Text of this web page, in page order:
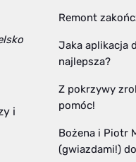
i
Remont
Jaka aplikacja
najlepsza?
Z pokrzywy
pomóc!
Bożena i Piotr
(gwiazdami!)